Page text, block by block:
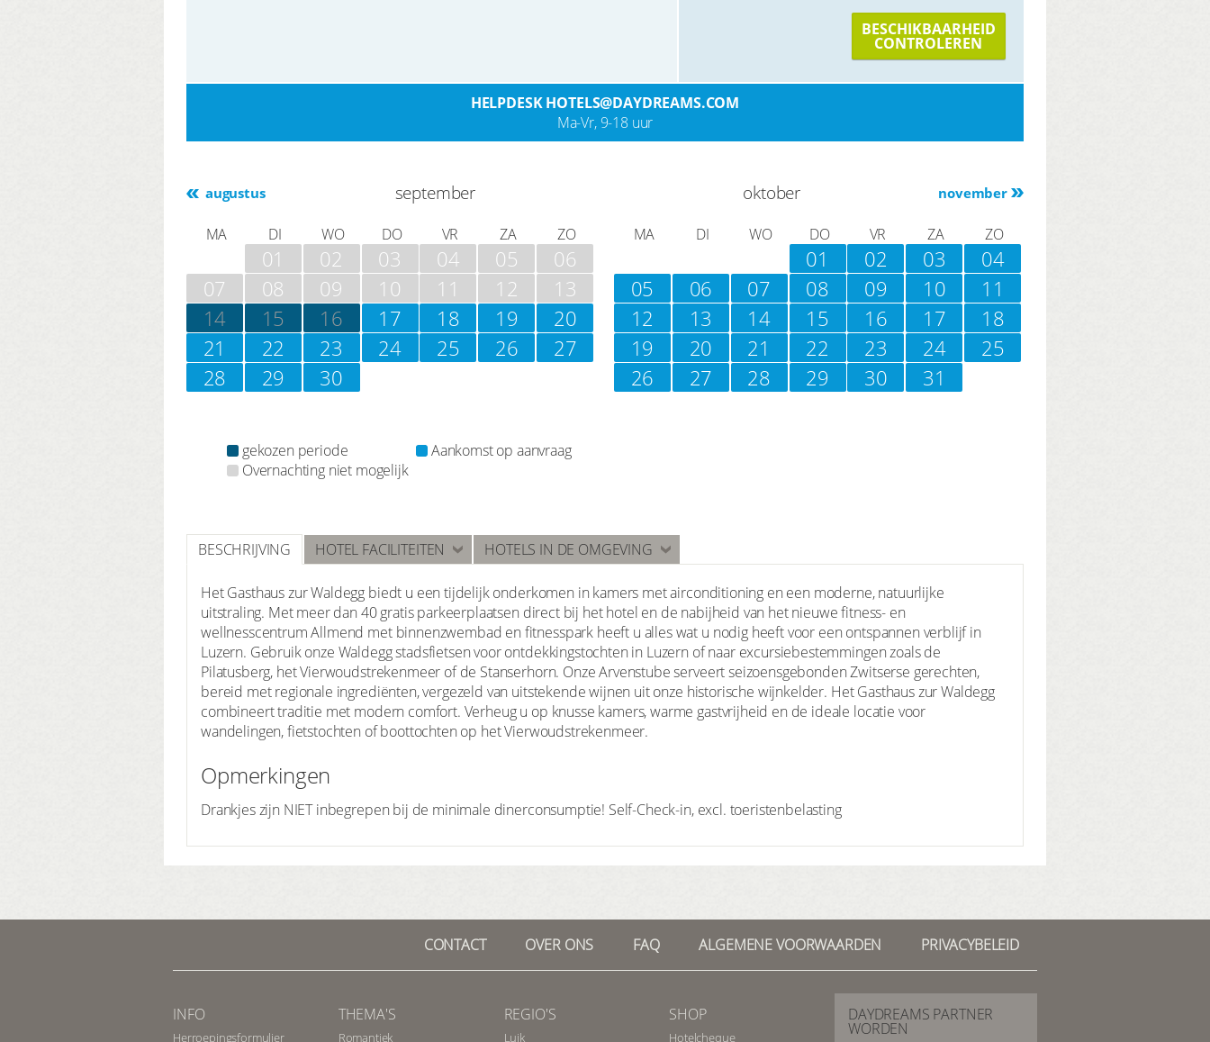
BESCHIKBAARHEID
CONTROLEREN
HELPDESK HOTELS@DAYDREAMS.COM
Ma-Vr, 9-18 uur
augustus september
MA DI WO DO VR ZA ZO
01 02 03 04 05
06
07
08 09 10 11 12
13
14
15 16 17 18 19
20
21
22 23 24 25 26
27
28
29 30
november
oktober
MA DI WO DO VR ZA ZO
01 02 03
04
05
06 07 08 09 10
11
12
13 14 15 16 17
18
19
20 21 22 23 24
25
26
27 28 29 30 31
gekozen periode
Aankomst op aanvraag
Overnachting niet mogelijk
BESCHRIJVING HOTEL FACILITEITEN HOTELS IN DE OMGEVING
Het Gasthaus zur Waldegg biedt u een tijdelijk onderkomen in kamers met airconditioning en een moderne, natuurlijke
uitstraling. Met meer dan 40 gratis parkeerplaatsen direct bij het hotel en de nabijheid van het nieuwe fitness- en
wellnesscentrum Allmend met binnenzwembad en fitnesspark heeft u alles wat u nodig heeft voor een ontspannen verblijf in
Luzern. Gebruik onze Waldegg stadsfietsen voor ontdekkingstochten in Luzern of naar excursiebestemmingen zoals de
Pilatusberg, het Vierwoudstrekenmeer of de Stanserhorn. Onze Arvenstube serveert seizoensgebonden Zwitserse gerechten,
bereid met regionale ingrediënten, vergezeld van uitstekende wijnen uit onze historische wijnkelder. Het Gasthaus zur Waldegg
combineert traditie met modern comfort. Verheug u op knusse kamers, warme gastvrijheid en de ideale locatie voor
wandelingen, fietstochten of boottochten op het Vierwoudstrekenmeer.
Opmerkingen
Drankjes zijn NIET inbegrepen bij de minimale dinerconsumptie! Self-Check-in, excl. toeristenbelasting
CONTACT OVER ONS FAQ ALGEMENE VOORWAARDEN PRIVACYBELEID
INFO
Herroepingsformulier
THEMA'S
Romantiek
REGIO'S
Luik
SHOP
Hotelcheque
DAYDREAMS PARTNER
WORDEN